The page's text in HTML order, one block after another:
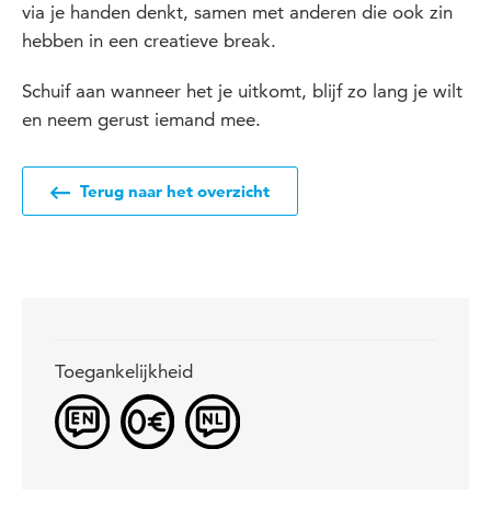
via je handen denkt, samen met anderen die ook zin
hebben in een creatieve break.
Schuif aan wanneer het je uitkomt, blijf zo lang je wilt
en neem gerust iemand mee.
Terug naar het overzicht
Toegankelijkheid